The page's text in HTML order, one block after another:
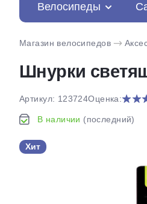
Велосипеды
Магазин велосипедов
Шнурки
Артикул: 123724Оценка:
В наличии (последний)
Хит